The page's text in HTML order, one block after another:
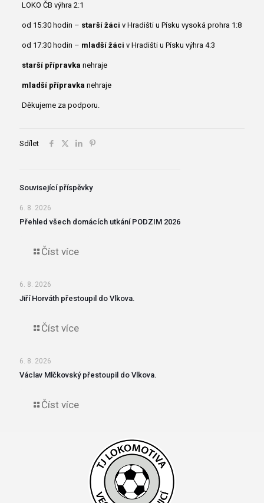
LOKO ČB výhra 2:1
od 15:30 hodin – starší žáci v Hradišti u Písku vysoká prohra 1:8
od 17:30 hodin – mladší žáci v Hradišti u Písku výhra 4:3
starší přípravka nehraje
mladší přípravka nehraje
Děkujeme za podporu.
Sdílet
Související příspěvky
6. 8. 2026
Přehled všech domácích utkání PODZIM 2026
Číst více
6. 8. 2026
Jiří Horváth přestoupil do Vlkova.
Číst více
6. 8. 2026
Václav Mlčkovský přestoupil do Vlkova.
Číst více